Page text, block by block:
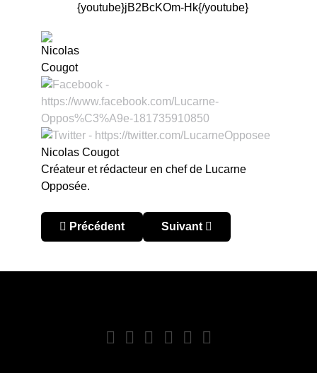
{youtube}jB2BcKOm-Hk{/youtube}
Nicolas Cougot
Créateur et rédacteur en chef de Lucarne
Opposée.
Article précédent : L’Argentine accrochée.
Précédent Article suivant : Puissance 4
Suivant